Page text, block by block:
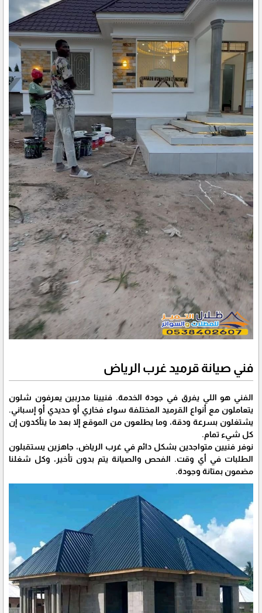
فني صيانة قرميد غرب الرياض
الفني هو اللي يفرق في جودة الخدمة. فنيينا مدربين يعرفون شلون
يتعاملون مع أنواع القرميد المختلفة سواء فخاري أو حديدي أو إسباني.
يشتغلون بسرعة ودقة، وما يطلعون من الموقع إلا بعد ما يتأكدون إن
كل شيء تمام.
نوفر فنيين متواجدين بشكل دائم في غرب الرياض، جاهزين يستقبلون
الطلبات في أي وقت. الفحص والصيانة يتم بدون تأخير، وكل شغلنا
مضمون بمتانة وجودة.